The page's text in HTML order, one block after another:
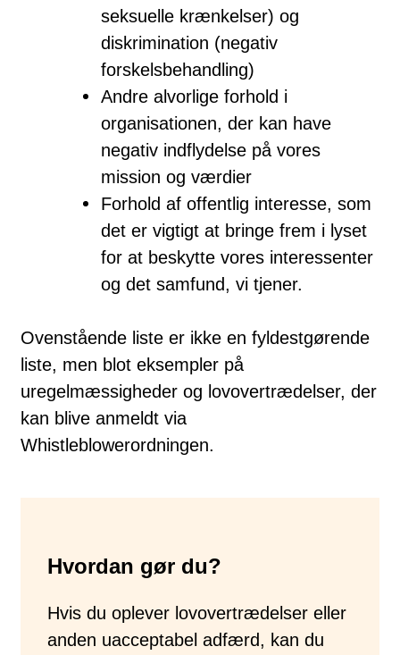
seksuelle krænkelser) og
diskrimination (negativ
forskelsbehandling)
Andre alvorlige forhold i
organisationen, der kan have
negativ indflydelse på vores
mission og værdier
Forhold af offentlig interesse, som
det er vigtigt at bringe frem i lyset
for at beskytte vores interessenter
og det samfund, vi tjener.
Ovenstående liste er ikke en fyldestgørende
liste, men blot eksempler på
uregelmæssigheder og lovovertrædelser, der
kan blive anmeldt via
Whistleblowerordningen.
Hvordan gør du?
Hvis du oplever lovovertrædelser eller
anden uacceptabel adfærd, kan du